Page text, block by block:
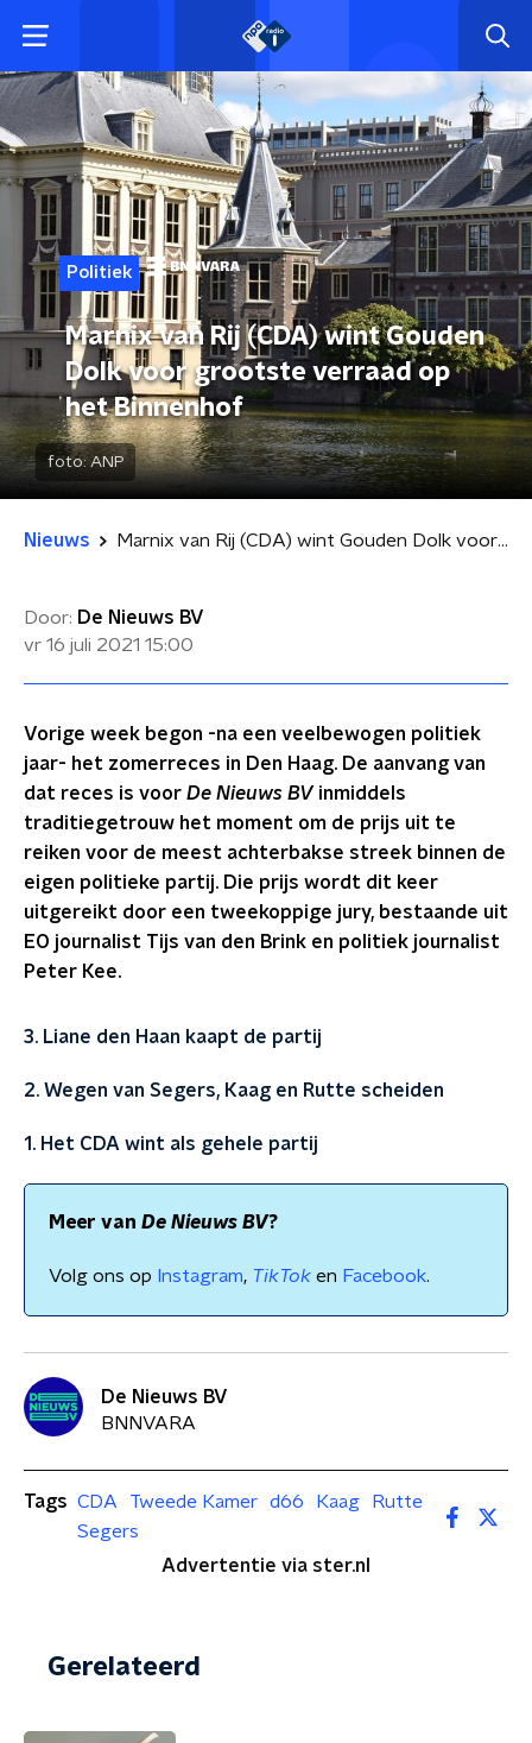
Politiek
Marnix van Rij (CDA) wint Gouden
Dolk voor grootste verraad op
het Binnenhof
foto:ANP
Nieuws Marnix van Rij (CDA) wint Gouden Dolk voor grootste verraad op het Binnenhof
Door: De Nieuws BV
vr 16 juli 2021 15:00
Vorige week begon -na een veelbewogen politiek
jaar- het zomerreces in Den Haag. De aanvang van
dat reces is voor De Nieuws BV inmiddels
traditiegetrouw het moment om de prijs uit te
reiken voor de meest achterbakse streek binnen de
eigen politieke partij. Die prijs wordt dit keer
uitgereikt door een tweekoppige jury, bestaande uit
EO journalist Tijs van den Brink en politiek journalist
Peter Kee.
3. Liane den Haan kaapt de partij
2. Wegen van Segers, Kaag en Rutte scheiden
1. Het CDA wint als gehele partij
Meer van De Nieuws BV?
Volg ons op Instagram, TikTok en Facebook.
De Nieuws BV
BNNVARA
Tags CDA Tweede Kamer d66 Kaag
Rutte
Segers
Advertentie via ster.nl
Gerelateerd